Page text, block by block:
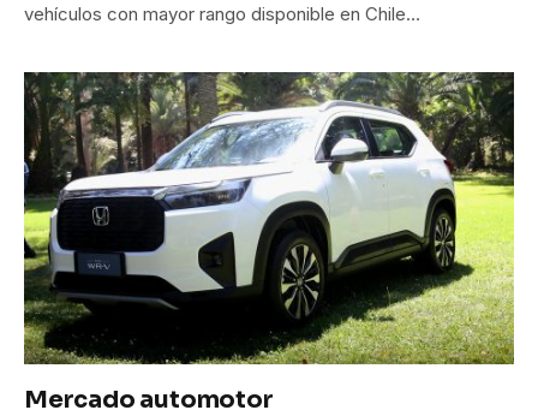
vehículos con mayor rango disponible en Chile…
Mercado automotor